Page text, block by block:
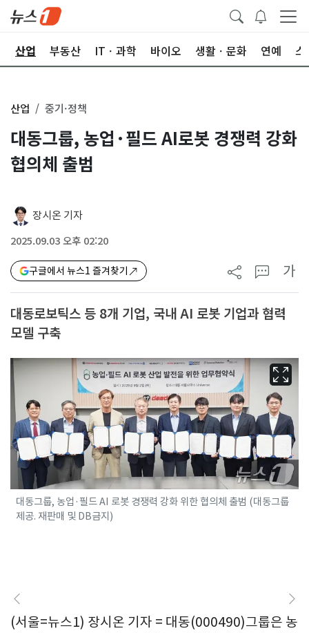
산업 부동산 ITㆍ과학 바이오 생활ㆍ문화 연예 스
산업 중기·정책
대동그룹, 농업·필드 AI로봇 경쟁력 강화
협의체 출범
장시온 기자
2025.09.03 오후 02:20
구글에서 뉴스1 즐겨찾기 가
대동로보틱스 등 8개 기업, 국내 AI 로봇 기업과 협력
모델 구축
대동그룹, 농업·필드 AI 로봇 경쟁력 강화 위한 협의체 출범 (대동그룹
제공. 재판매 및 DB금지)
(서울=뉴스1) 장시온 기자 = 대동(000490)그룹은 농